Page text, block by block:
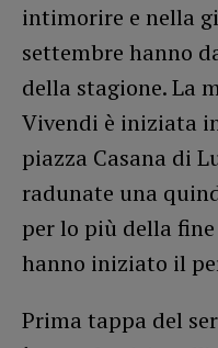
intimorire e nella
settembre hanno
della stagione. La
Vivendi è iniziata
piazza Casana di
radunate una
per lo più della
hanno iniziato il
Prima tappa del